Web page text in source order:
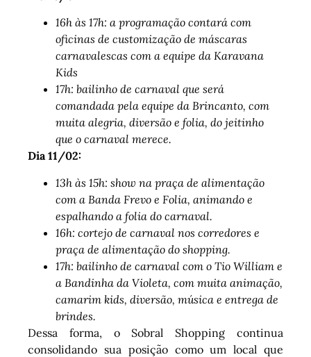
16h às 17h: a programação contará com
oficinas de customização de máscaras
carnavalescas com a equipe da Karavana
Kids
17h: bailinho de carnaval que será
comandada pela equipe da Brincanto, com
muita alegria, diversão e folia, do jeitinho
que o carnaval merece.
Dia 11/02:
13h às 15h: show na praça de alimentação
com a Banda Frevo e Folia, animando e
espalhando a folia do carnaval.
16h: cortejo de carnaval nos corredores e
praça de alimentação do shopping.
17h: bailinho de carnaval com o Tio William e
a Bandinha da Violeta, com muita animação,
camarim kids, diversão, música e entrega de
brindes.
Dessa forma, o Sobral Shopping continua
consolidando sua posição como um local que